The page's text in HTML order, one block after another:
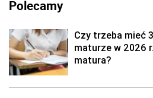
Polecamy
Czy trzeba mieć
maturze w 2026
matura?